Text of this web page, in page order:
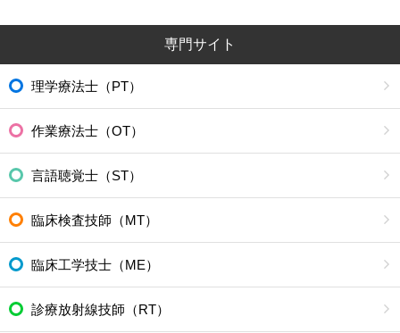
専門サイト
理学療法士（PT）
作業療法士（OT）
言語聴覚士（ST）
臨床検査技師（MT）
臨床工学技士（ME）
診療放射線技師（RT）